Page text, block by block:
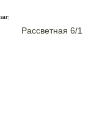
Рассветная 6/1
загрузка карты...